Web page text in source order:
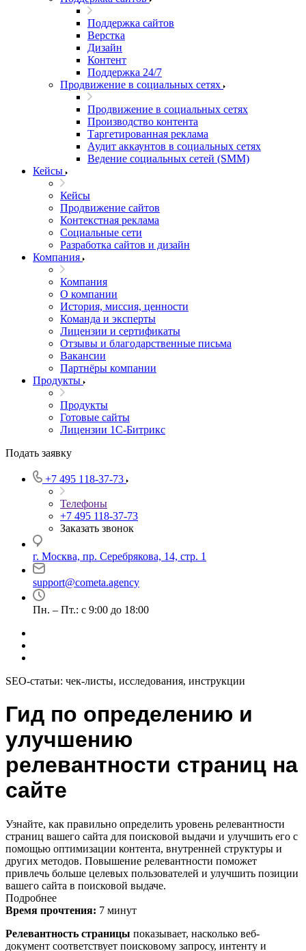
Поддержка сайтов
Верстка
Дизайн
Контент
Поддержка 24/7
Продвижение в социальных сетях
Продвижение в социальных сетях
Производство контента
Таргетированная реклама
Аудит аккаунтов в социальных сетях
Ведение социальных сетей (SMM)
Кейсы
Кейсы
Продвижение сайтов
Контекстная реклама
Социальные сети
Разработка сайтов и дизайн
Компания
Компания
О компании
История, миссия, ценности
Команда и эксперты
Лицензии и сертификаты
Отзывы и благодарственные письма
Вакансии
Партнёры компании
Продукты
Продукты
Готовые сайты
Лицензии 1С-Битрикс
Подать заявку
+7 495 118-37-73
Телефоны
+7 495 118-37-73
Заказать звонок
г. Москва, пр. Серебрякова, 14, стр. 1
support@cometa.agency
Пн. – Пт.: с 9:00 до 18:00
SEO-статьи: чек-листы, исследования, инструкции
Гид по определению и
улучшению
релевантности страниц на
сайте
Узнайте, как правильно определить уровень релевантности
страниц вашего сайта для поисковой выдачи и улучшить его с
помощью оптимизации контента, внутренней структуры и
других методов. Повышение релевантности поможет
привлечь больше целевых пользователей и улучшить позиции
вашего сайта в поисковой выдаче.
Подробнее
Время прочтения: 7 минут
Релевантность страницы показывает, насколько веб-
документ соответствует поисковому запросу, интенту и